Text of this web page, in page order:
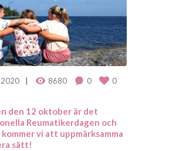
8680 0 0
den 12 oktober är det
Reumatikerdagen och
vi att uppmärksamma
sätt!